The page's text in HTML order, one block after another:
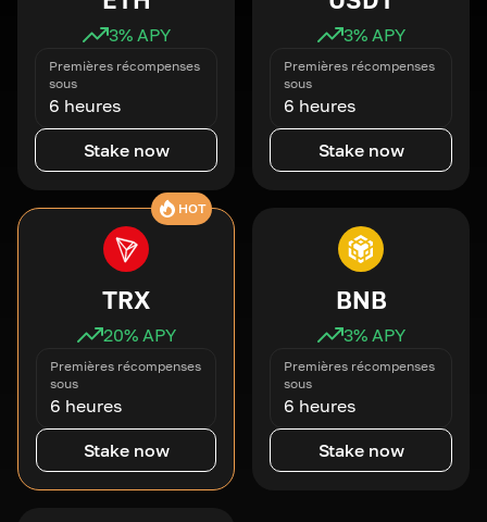
3% APY
Premières récompenses
sous
6 heures
Stake now
3% APY
Premières récompenses
sous
6 heures
Stake now
HOT
TRX
20% APY
Premières récompenses
sous
6 heures
Stake now
BNB
3% APY
Premières récompenses
sous
6 heures
Stake now